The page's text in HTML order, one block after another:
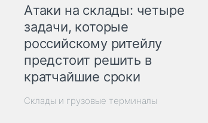
Атаки на склады: четыре
задачи, которые
российскому ритейлу
предстоит решить в
кратчайшие сроки
Склады и грузовые терминалы